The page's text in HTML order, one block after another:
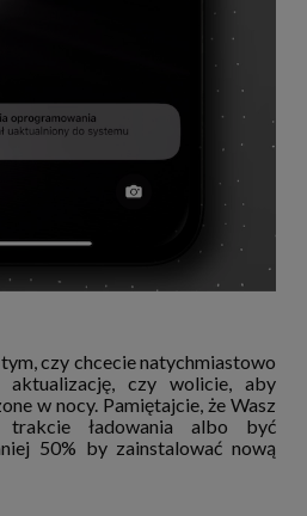
czy chcecie natychmiastowo
aktualizację, czy wolicie, aby
w nocy. Pamiętajcie, że Wasz
ładowania albo być
50% by zainstalować nową